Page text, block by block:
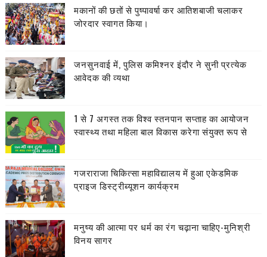
मकानों की छतों से पुष्पावर्षा कर आतिशबाजी चलाकर
जोरदार स्वागत किया।
जनसुनवाई में, पुलिस कमिश्नर इंदौर ने सुनी प्रत्येक
आवेदक की व्यथा
1 से 7 अगस्त तक विश्व स्तनपान सप्ताह का आयोजन
स्वास्थ्य तथा महिला बाल विकास करेगा संयुक्त रूप से
गजराराजा चिकित्सा महाविद्यालय में हुआ एकेडमिक
प्राइज डिस्ट्रीब्यूशन कार्यक्रम
मनुष्य की आत्मा पर धर्म का रंग चढ़ाना चाहिए-मुनिश्री
विनय सागर